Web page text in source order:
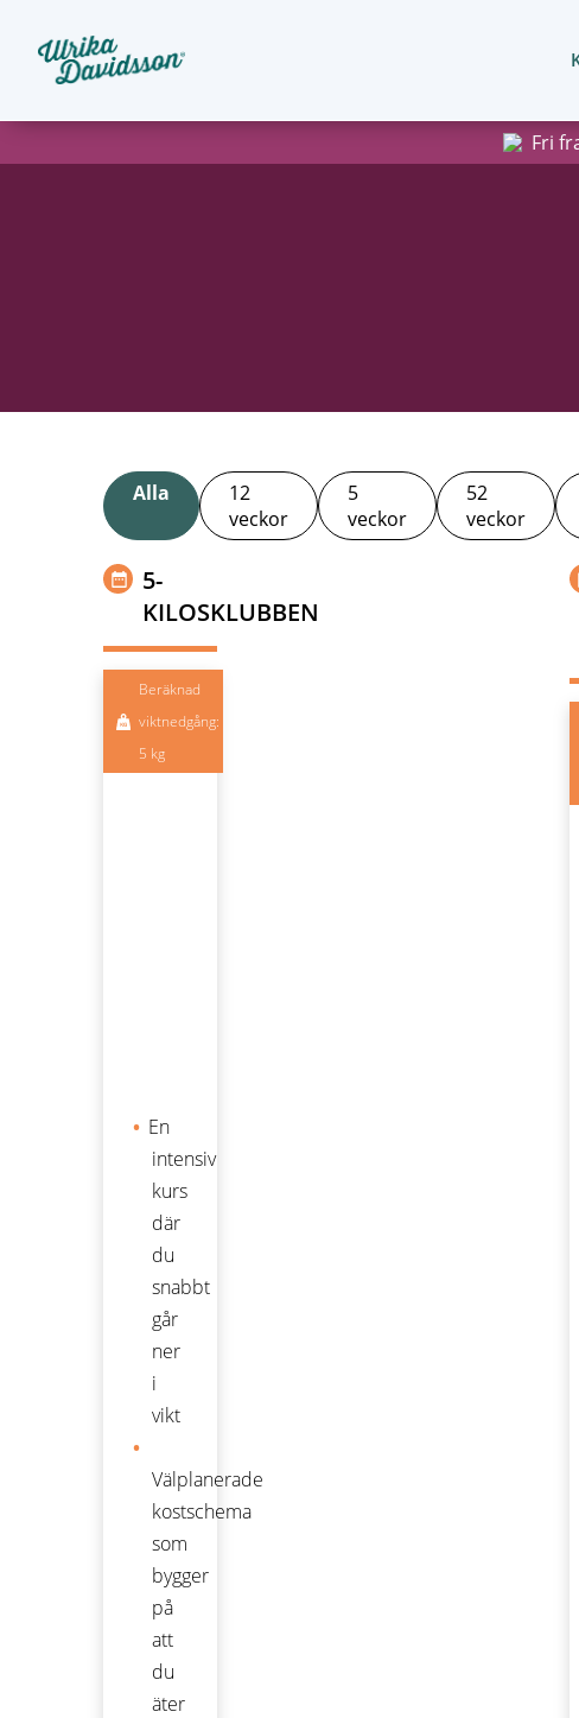
Fri
Alla
12
veckor
5
veckor
52
veckor
5-
KILOSKLUBBEN
Beräknad
viktnedgång:
5 kg
En
intensiv
kurs
där
du
snabbt
går
ner
i
vikt
Välplanerade
kostschema
som
bygger
på
att
du
äter